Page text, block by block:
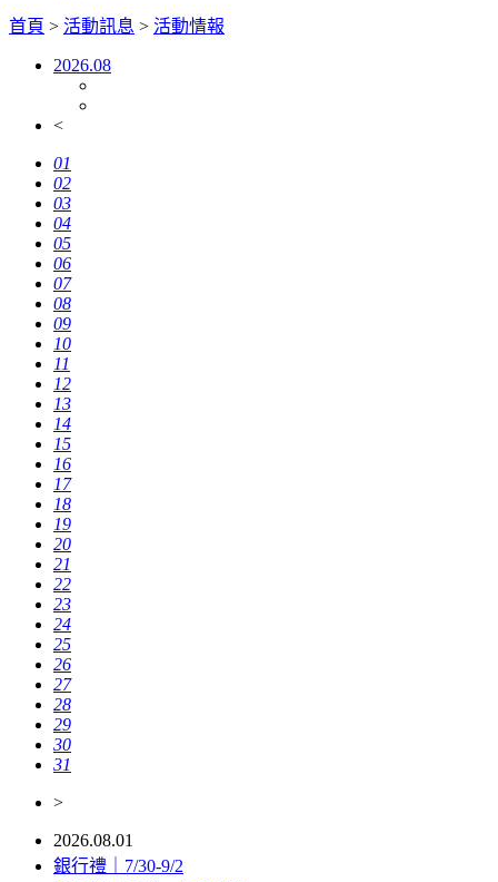
首頁 > 活動訊息 > 活動情報
2026.08
<
01
02
03
04
05
06
07
08
09
10
11
12
13
14
15
16
17
18
19
20
21
22
23
24
25
26
27
28
29
30
31
>
2026.08.01
銀行禮｜7/30-9/2